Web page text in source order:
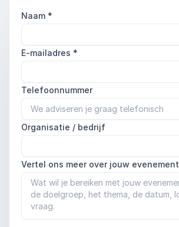
Naam *
E-mailadres *
Telefoonnummer
Organisatie / bedrijf
Vertel ons meer over jouw evenement